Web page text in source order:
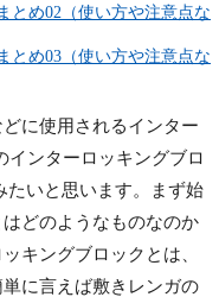
とめ02（使い方や注意点な
とめ03（使い方や注意点な
に使用されるインター
インターロッキングブロ
たいと思います。まず始
どのようなものなのか
キングブロックとは、
に言えば敷きレンガの